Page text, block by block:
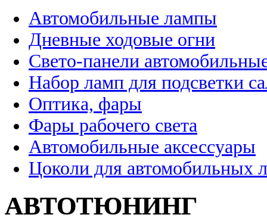
Автомобильные лампы
Дневные ходовые огни
Свето-панели
Набор ламп для подсветки
Оптика, фары
Фары рабочего света
Автомобильные аксессуары
Цоколи для автомобильных
АВТОТЮНИНГ